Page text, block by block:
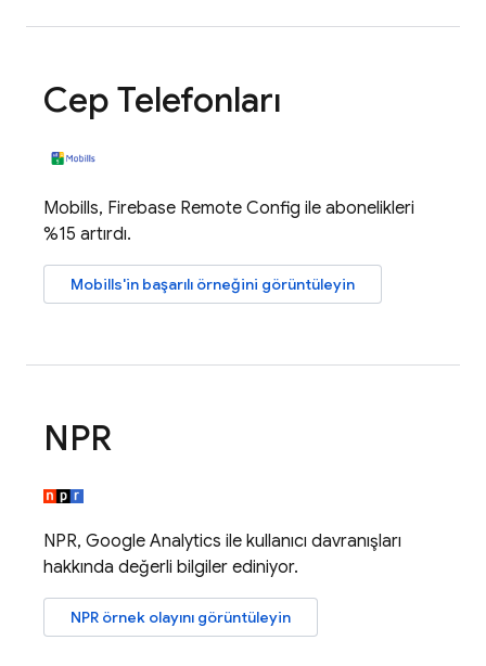
Cep Telefonları
Mobills, Firebase Remote Config ile abonelikleri
%15 artırdı.
Mobills'in başarılı örneğini görüntüleyin
NPR
NPR, Google Analytics ile kullanıcı davranışları
hakkında değerli bilgiler ediniyor.
NPR örnek olayını görüntüleyin